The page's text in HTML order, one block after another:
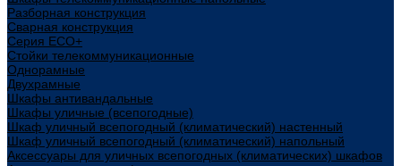
Разборная конструкция
Сварная конструкция
Серия ECO+
Стойки телекоммуникационные
Однорамные
Двухрамные
Шкафы антивандальные
Шкафы уличные (всепогодные)
Шкаф уличный всепогодный (климатический) настенный
Шкаф уличный всепогодный (климатический) напольный
Аксессуары для уличных всепогодных (климатических) шкафов